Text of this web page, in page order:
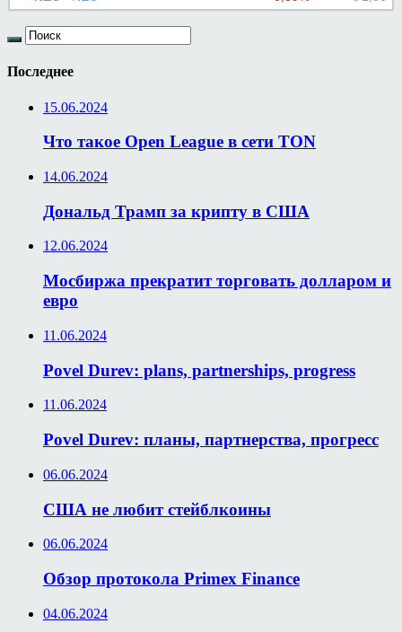
Последнее
15.06.2024
Что такое Open League в сети TON
14.06.2024
Дональд Трамп за крипту в США
12.06.2024
Мосбиржа прекратит торговать долларом и
евро
11.06.2024
Povel Durev: plans, partnerships, progress
11.06.2024
Povel Durev: планы, партнерства, прогресс
06.06.2024
США не любит стейблкоины
06.06.2024
Обзор протокола Primex Finance
04.06.2024